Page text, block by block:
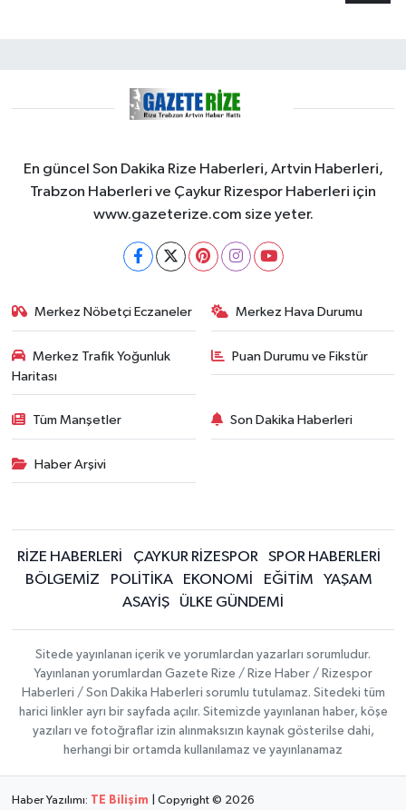
En güncel Son Dakika Rize Haberleri, Artvin Haberleri,
Trabzon Haberleri ve Çaykur Rizespor Haberleri için
www.gazeterize.com size yeter.
Merkez Nöbetçi Eczaneler Merkez Hava Durumu
Merkez Trafik Yoğunluk
Haritası
Puan Durumu ve Fikstür
Tüm Manşetler Son Dakika Haberleri
Haber Arşivi
RİZE HABERLERİ ÇAYKUR RİZESPOR
SPOR HABERLERİ
BÖLGEMİZ
POLİTİKA EKONOMİ EĞİTİM
YAŞAM
ASAYİŞ
ÜLKE GÜNDEMİ
Sitede yayınlanan içerik ve yorumlardan yazarları sorumludur.
Yayınlanan yorumlardan Gazete Rize / Rize Haber / Rizespor
Haberleri / Son Dakika Haberleri sorumlu tutulamaz. Sitedeki tüm
harici linkler ayrı bir sayfada açılır. Sitemizde yayınlanan haber, köşe
yazıları ve fotoğraflar izin alınmaksızın kaynak gösterilse dahi,
herhangi bir ortamda kullanılamaz ve yayınlanamaz
Haber Yazılımı: TE Bilişim | Copyright © 2026